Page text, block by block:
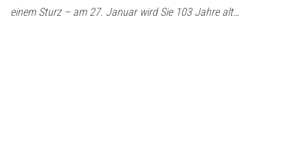
einem Sturz – am 27. Januar wird Sie 103 Jahre alt…